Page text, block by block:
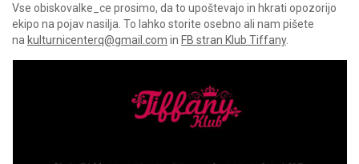
Vse obiskovalke_ce prosimo, da to upoštevajo in hkrati opozorijo
ekipo na pojav nasilja. To lahko storite osebno ali nam pišete
na kulturnicenterq@gmail.com in FB stran Klub Tiffany.